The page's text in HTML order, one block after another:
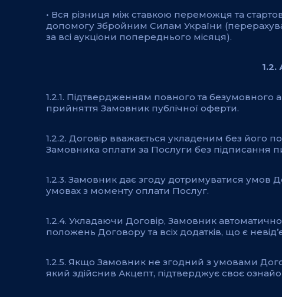
• Вся різниця між ставкою переможця та
допомогу Збройним Силам України
за всі аукціони попереднього місяця).
1.2.1. Підтвердженням повного та безумовного
прийняття Замовник публічної оферти.
1.2.2. Договір вважається укладеним без його
Замовника оплати за Послуги без підписання
1.2.3. Замовник дає згоду дотримуватися умов
умовах з моменту оплати Послуг.
1.2.4. Укладаючи Договір, Замовник
положень Договору та всіх додатків, що є
1.2.5. Якщо Замовник не згодний з умовами
який здійснив Акцепт, підтверджує своє